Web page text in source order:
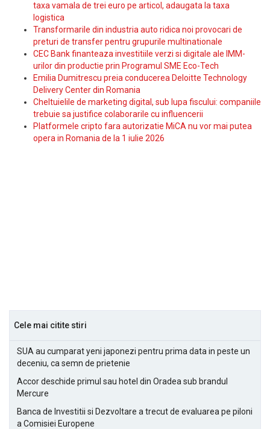
taxa vamala de trei euro pe articol, adaugata la taxa
logistica
Transformarile din industria auto ridica noi provocari de
preturi de transfer pentru grupurile multinationale
CEC Bank finanteaza investitiile verzi si digitale ale IMM-
urilor din productie prin Programul SME Eco-Tech
Emilia Dumitrescu preia conducerea Deloitte Technology
Delivery Center din Romania
Cheltuielile de marketing digital, sub lupa fiscului: companiile
trebuie sa justifice colaborarile cu influencerii
Platformele cripto fara autorizatie MiCA nu vor mai putea
opera in Romania de la 1 iulie 2026
Cele mai citite stiri
SUA au cumparat yeni japonezi pentru prima data in peste un
deceniu, ca semn de prietenie
Accor deschide primul sau hotel din Oradea sub brandul
Mercure
Banca de Investitii si Dezvoltare a trecut de evaluarea pe piloni
a Comisiei Europene